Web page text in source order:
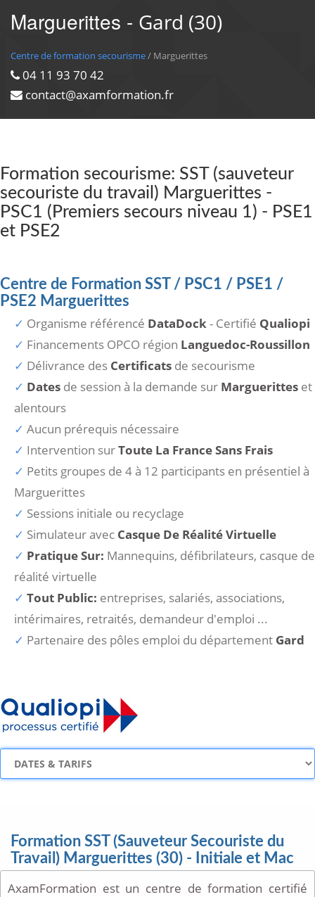
Marguerittes - Gard (30)
Centre de formation secourisme/ Marguerittes
04 11 93 70 42
contact@axamformation.fr
Formation secourisme: SST (sauveteur
secouriste du travail) Marguerittes -
PSC1 (Premiers secours niveau 1) - PSE1
et PSE2
Centre de Formation SST / PSC1 / PSE1 /
PSE2 Marguerittes
Organisme référencé DataDock- Certifié Qualiopi
Financements OPCO région Languedoc-Roussillon
Délivrance des Certificats de secourisme
Dates de session à la demande sur Marguerittes et
alentours
Aucun prérequis nécessaire
Intervention surToute La France Sans Frais
Petits groupes de 4 à 12 participants en présentiel à
Marguerittes
Sessions initiale ou recyclage
Simulateur avec Casque De Réalité Virtuelle
Pratique Sur: Mannequins, défibrilateurs, casque de
réalité virtuelle
Tout Public: entreprises, salariés, associations,
intérimaires, retraités, demandeur d'emploi ...
Partenaire des pôles emploi du département Gard
Formation SST (Sauveteur Secouriste du
Travail) Marguerittes (30) - Initiale et Mac
AxamFormation est un centre de formation certifié